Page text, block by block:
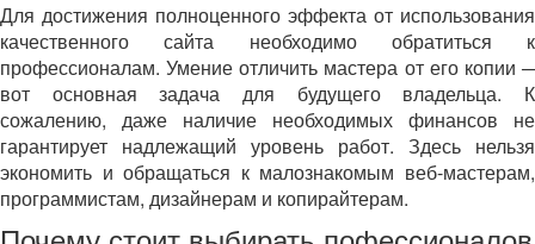
Для достижения полноценного эффекта от использования
качественного сайта необходимо обратиться к
профессионалам. Умение отличить мастера от его копии ─
вот основная задача для будущего владельца. К
сожалению, даже наличие необходимых финансов не
гарантирует надлежащий уровень работ. Здесь нельзя
экономить и обращаться к малознакомым веб-мастерам,
программистам, дизайнерам и копирайтерам.